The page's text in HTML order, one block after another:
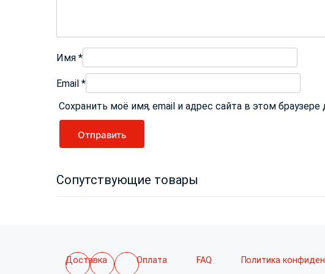
Имя *
Email *
Сохранить моё имя, email и адрес сайта в этом
Сопутствующие товары
Доставка Оплата FAQ Политика